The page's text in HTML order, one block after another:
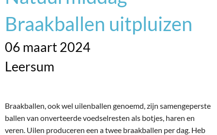
Braakballen uitpluizen
06 maart 2024
Leersum
Braakballen, ook wel uilenballen genoemd, zijn samengeperste
ballen van onverteerde voedselresten als botjes, haren en
veren. Uilen produceren een a twee braakballen per dag. Heb